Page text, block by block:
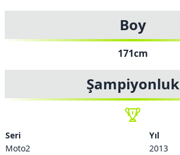
Boy
171cm
Şampiyonluk
Seri
Yıl
Moto2
2013